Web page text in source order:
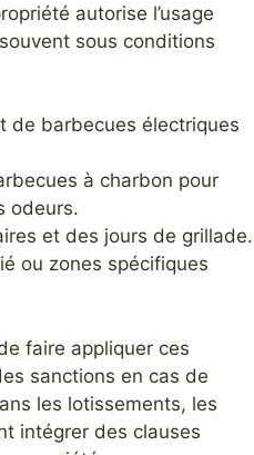
autorise l’usage
sous conditions
de barbecues électriques
à charbon pour
odeurs.
et des jours de grillade.
ou zones spécifiques
faire appliquer ces
sanctions en cas de
les lotissements, les
intégrer des clauses